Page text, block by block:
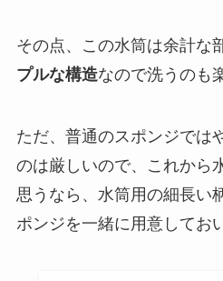
その点、この水筒は余計な
プルな構造なので洗うのも
ただ、普通のスポンジでは
のは厳しいので、これから
思うなら、水筒用の細長い
ポンジを一緒に用意してお